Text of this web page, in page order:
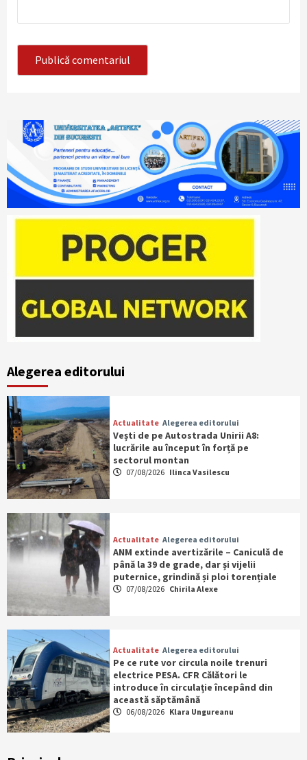
Alegerea editorului
Actualitate Alegerea editorului
Vești de pe Autostrada Unirii A8:
lucrările au început în forță pe
sectorul montan
07/08/2026 Ilinca Vasilescu
Actualitate Alegerea editorului
ANM extinde avertizările – Caniculă de
până la 39 de grade, dar și vijelii
puternice, grindină și ploi torențiale
07/08/2026 Chirila Alexe
Actualitate Alegerea editorului
Pe ce rute vor circula noile trenuri
electrice PESA. CFR Călători le
introduce în circulație începând din
această săptămână
06/08/2026 Klara Ungureanu